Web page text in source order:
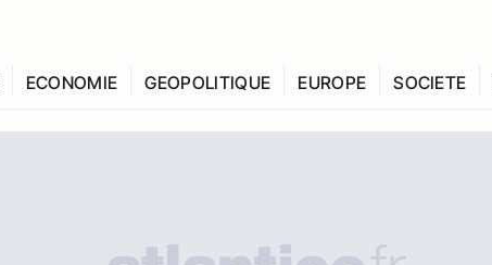
ECONOMIE GEOPOLITIQUE EUROPE SOCIETE